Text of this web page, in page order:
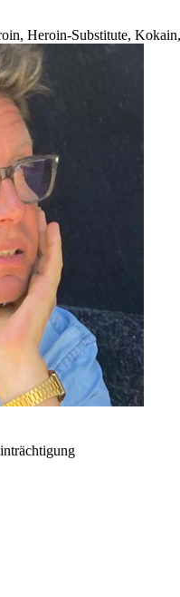
Heroin-Substitute,